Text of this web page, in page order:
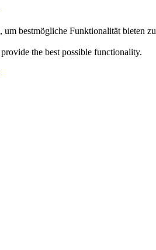
um bestmögliche Funktionalität bieten zu
the best possible functionality.